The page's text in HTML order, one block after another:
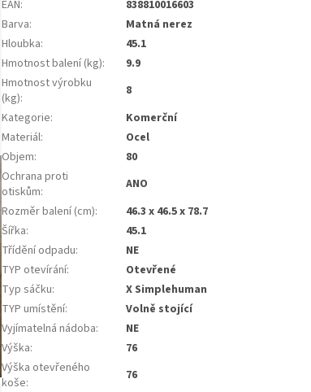
EAN:
838810016603
Barva:
Matná nerez
Hloubka:
45.1
Hmotnost balení (kg):
9.9
Hmotnost výrobku
(kg):
8
Kategorie:
Komerční
Materiál:
Ocel
Objem:
80
Ochrana proti
otiskům:
ANO
Rozměr balení (cm):
46.3 x 46.5 x 78.7
Šířka:
45.1
Třídění odpadu:
NE
TYP otevírání:
Otevřené
Typ sáčku:
X Simplehuman
TYP umístění:
Volně stojící
Vyjímatelná nádoba:
NE
Výška:
76
Výška otevřeného
koše:
76